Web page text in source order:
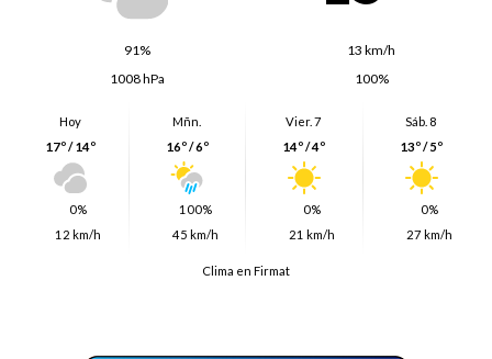
91%
13 km/h
1008 hPa
100%
Hoy
17º / 14º
0%
12 km/h
Mñn.
16º / 6º
100%
45 km/h
Vier. 7
14º / 4º
0%
21 km/h
Sáb. 8
13º / 5º
0%
27 km/h
Clima en Firmat